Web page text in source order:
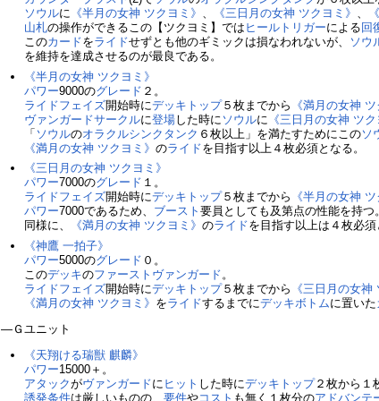
ソウルに 《半月の女神 ツクヨミ》 、 《三日月の女神 ツクヨミ》 、
山札の操作ができるこの【ツクヨミ】では ヒールトリガーによる 回
このカードをライドせずとも他のギミックは損なわれないが、 ソウ
を維持を達成させるのが最良である。
《半月の女神 ツクヨミ》
パワー9000のグレード ２。
ライドフェイズ開始時にデッキトップ５枚までから 《満月の女神 ツ
ヴァンガードサークルに登場した時に ソウルに 《三日月の女神 ツク
「 ソウルのオラクルシンクタンク ６枚以上」を満たすためにこのソ
《満月の女神 ツクヨミ》のライドを目指す以上４枚必須となる。
《三日月の女神 ツクヨミ》
パワー7000のグレード １。
ライドフェイズ開始時にデッキトップ５枚までから 《半月の女神 ツ
パワー7000であるため、 ブースト要員としても及第点の性能を持つ。
同様に、
《満月の女神 ツクヨミ》のライドを目指す以上は４枚必須
《神鷹 一拍子》
パワー5000のグレード ０。
このデッキのファーストヴァンガード 。
ライドフェイズ開始時にデッキトップ５枚までから 《三日月の女神
《満月の女神 ツクヨミ》 をライドするまでにデッキボトムに置いた
―Ｇユニット
《天翔ける瑞獣 麒麟》
パワー15000＋。
アタックがヴァンガードに ヒット した時にデッキトップ２枚から１
誘発条件は厳しいものの、要件やコスト も無く１枚分のアドバンテ